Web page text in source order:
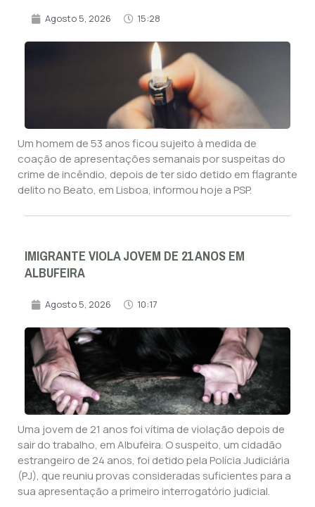
Agosto 5, 2026 15:28
Um homem de 53 anos ficou sujeito à medida de
coação de apresentações semanais por suspeitas do
crime de incêndio, depois de ter sido detido em flagrante
delito no Beato, em Lisboa, informou hoje a PSP.
IMIGRANTE VIOLA JOVEM DE 21 ANOS EM
ALBUFEIRA
Agosto 5, 2026 10:17
Uma jovem de 21 anos foi vítima de violação depois de
sair do trabalho, em Albufeira. O suspeito, um cidadão
estrangeiro de 24 anos, foi detido pela Polícia Judiciária
(PJ), que reuniu provas consideradas suficientes para a
sua apresentação a primeiro interrogatório judicial.